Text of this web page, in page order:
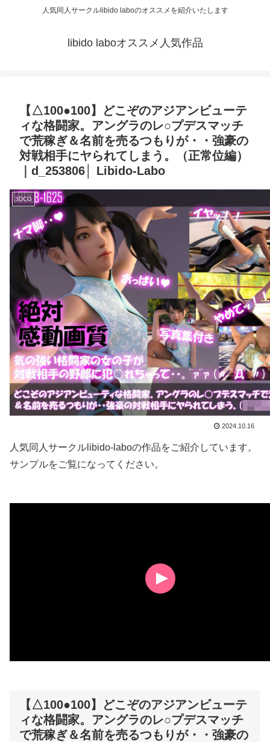
人気同人サークルlibido laboのオススメを紹介いたします
libido laboオススメ人気作品
【△100●100】どこぞのアジアンビューテ
ィな格闘家。アングラのレ○プデスマッチ
で荒稼ぎ＆名前を売るつもりが・・強豪の
対戦相手にヤられてしまう。（正常位編）
｜d_253806│ Libido-Labo
3DCG
2024.10.16
人気同人サークルlibido-laboの作品をご紹介しています。
サンプルをご覧になってください。
【△100●100】どこぞのアジアンビューテ
ィな格闘家。アングラのレ○プデスマッチ
で荒稼ぎ＆名前を売るつもりが・・強豪の